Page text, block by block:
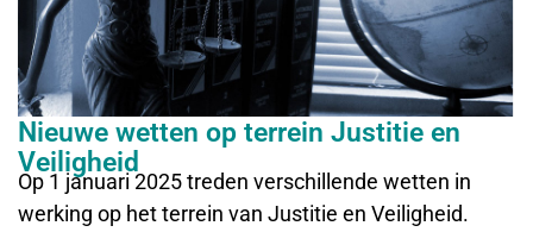
Nieuwe wetten op terrein Justitie en
Veiligheid
Op 1 januari 2025 treden verschillende wetten in
werking op het terrein van Justitie en Veiligheid.